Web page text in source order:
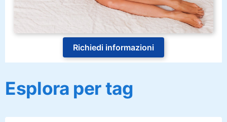
Richiedi informazioni
Esplora per tag